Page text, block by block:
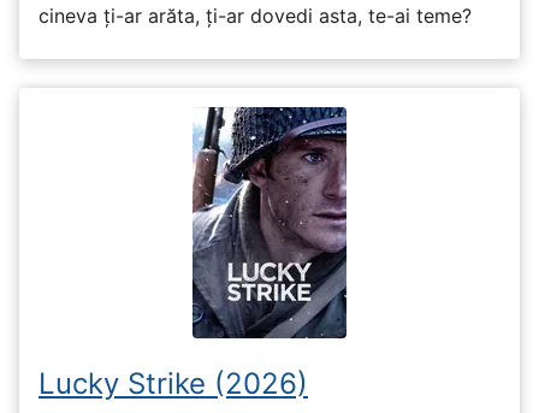
cineva ți-ar arăta, ți-ar dovedi asta, te-ai teme?
Lucky Strike (2026)